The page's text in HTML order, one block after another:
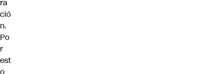
ra
ció
n.
Po
r
est